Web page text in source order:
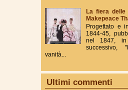
La fiera delle
Makepeace
Progettato e
1844-45,
nel 1847, in
successivo,
vanità...
Ultimi commenti